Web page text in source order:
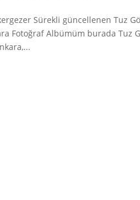
Sürekli güncellenen Tuz
Fotoğraf Albümüm burada Tuz